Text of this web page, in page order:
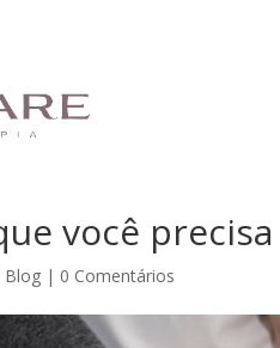
você
Blog | 0 Comentários